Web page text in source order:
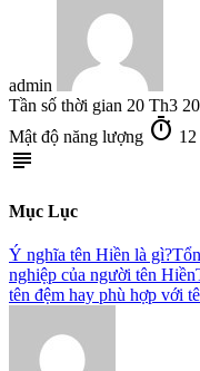
admin
Tần số thời gian 20 Th3
Mật độ năng lượng timer
subject
Mục Lục
Ý nghĩa tên Hiền là gì?
nghiệp của người tên Hiền
tên đệm hay phù hợp với